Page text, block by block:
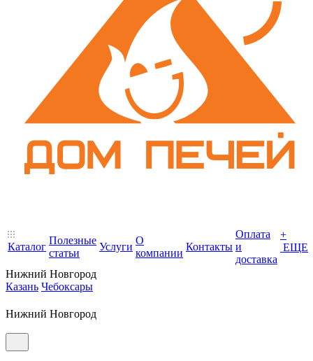
Каталог
Полезные
статьи
Услуги
О
компании
Контакты
Оплата
и
доставка
+
ЕЩЕ
Нижний Новгород
Казань Чебоксары
Нижний Новгород